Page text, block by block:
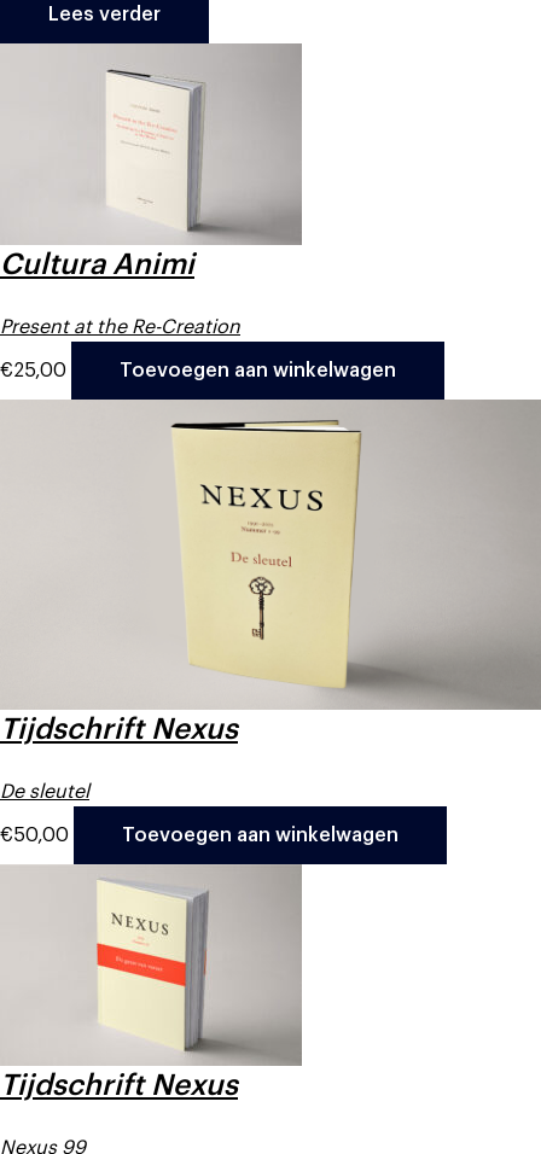
Lees verder
Cultura Animi
Present at the Re-Creation
€25,00 Toevoegen aan winkelwagen
Tijdschrift Nexus
De sleutel
€50,00 Toevoegen aan winkelwagen
Tijdschrift Nexus
Nexus 99